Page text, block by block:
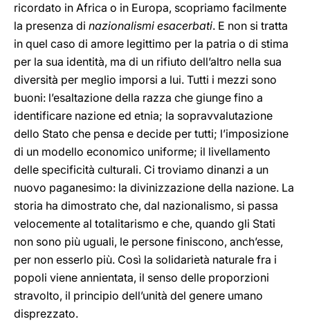
ricordato in Africa o in Europa, scopriamo facilmente
la presenza di nazionalismi esacerbati. E non si tratta
in quel caso di amore legittimo per la patria o di stima
per la sua identità, ma di un rifiuto dell’altro nella sua
diversità per meglio imporsi a lui. Tutti i mezzi sono
buoni: l’esaltazione della razza che giunge fino a
identificare nazione ed etnia; la sopravvalutazione
dello Stato che pensa e decide per tutti; l’imposizione
di un modello economico uniforme; il livellamento
delle specificità culturali. Ci troviamo dinanzi a un
nuovo paganesimo: la divinizzazione della nazione. La
storia ha dimostrato che, dal nazionalismo, si passa
velocemente al totalitarismo e che, quando gli Stati
non sono più uguali, le persone finiscono, anch’esse,
per non esserlo più. Così la solidarietà naturale fra i
popoli viene annientata, il senso delle proporzioni
stravolto, il principio dell’unità del genere umano
disprezzato.